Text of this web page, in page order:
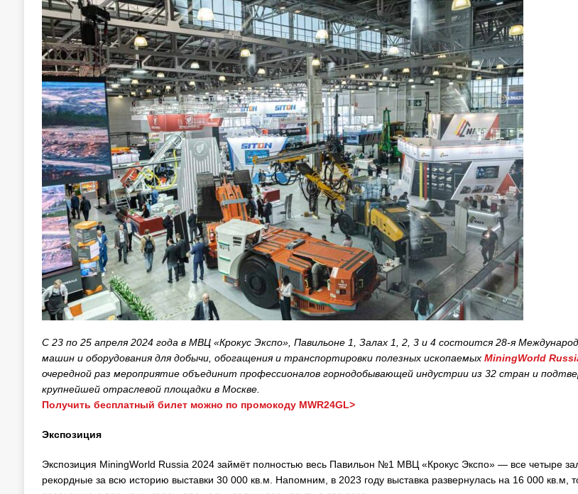
C 23 по 25 апреля 2024 года в МВЦ «Крокус Экспо», Павильоне 1, Залах 1, 2, 3 и 4 состоится 28-я
машин и оборудования для добычи, обогащения и транспортировки полезных ископаемых MiningWorld
очередной раз мероприятие объединит профессионалов горнодобывающей индустрии из 32 стран и
крупнейшей отраслевой площадки в Москве.
Получить бесплатный билет можно по промокоду MWR24GL>
Экспозиция
Экспозиция MiningWorld Russia 2024 займёт полностью весь Павильон №1 МВЦ «Крокус Экспо» — все четыре
рекордные за всю историю выставки 30 000 кв.м. Напомним, в 2023 году выставка развернулась на 16 000 кв.м,